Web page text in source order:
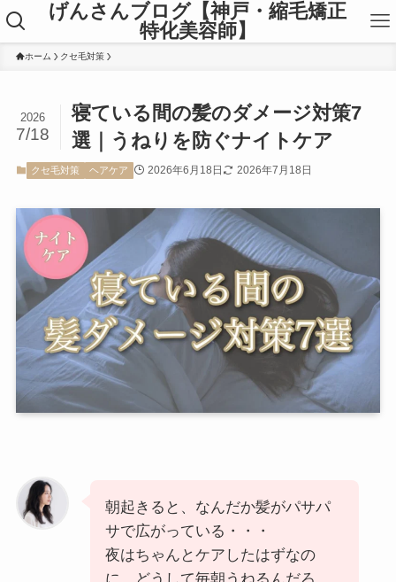
げんさんブログ【神戸・縮毛矯正
特化美容師】
ホーム クセ毛対策
寝ている間の髪のダメージ対策7
選｜うねりを防ぐナイトケア
2026
7/18
クセ毛対策 ヘアケア 2026年6月18日 2026年7月18日
朝起きると、なんだか髪がパサパ
サで広がっている・・・
夜はちゃんとケアしたはずなの